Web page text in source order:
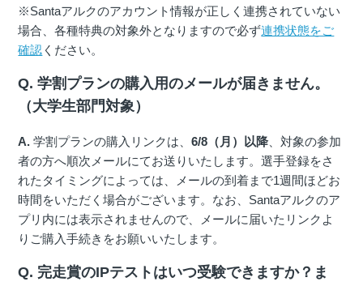
※Santaアルクのアカウント情報が正しく連携されていない
場合、各種特典の対象外となりますので必ず連携状態をご
確認 ください。
Q. 学割プランの購入用のメールが届きません。
（大学生部門対象）
A. 学割プランの購入リンクは、6/8（月）以降、対象の参加
者の方へ順次メールにてお送りいたします。選手登録をさ
れたタイミングによっては、メールの到着まで1週間ほどお
時間をいただく場合がございます。なお、Santaアルクのア
プリ内には表示されませんので、メールに届いたリンクよ
りご購入手続きをお願いいたします。
Q. 完走賞のIPテストはいつ受験できますか？ま